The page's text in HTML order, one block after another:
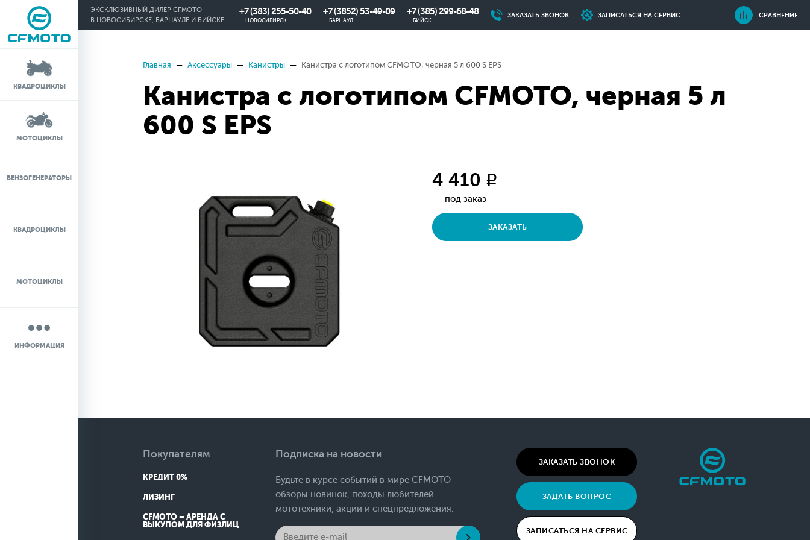
ЭКСКЛЮЗИВНЫЙ ДИЛЕР CFMOTO
В НОВОСИБИРСКЕ, БАРНАУЛЕ И БИЙСКЕ
+7 (383) 255-50-40
НОВОСИБИРСК
+7 (3852) 53-49-09
БАРНАУЛ
+7 (385) 299-68-48
БИЙСК
ЗАКАЗАТЬ ЗВОНОК ЗАПИСАТЬСЯ НА СЕРВИС СРАВНЕНИЕ
КВАДРОЦИКЛЫ
МОТОЦИКЛЫ
БЕНЗОГЕНЕРАТОРЫ
КВАДРОЦИКЛЫ
МОТОЦИКЛЫ
ИНФОРМАЦИЯ
0%
IN
Главная Аксессуары Канистры Канистра с логотипом CFMOTO, черная 5 л 600 S EPS
Канистра с логотипом CFMOTO, черная 5 л
600 S EPS
4 410 q
под заказ
ЗАКАЗАТЬ
Покупателям
КРЕДИТ 0%
ЛИЗИНГ
CFMOTO – АРЕНДА С
ВЫКУПОМ ДЛЯ ФИЗЛИЦ
Подписка на новости
Будьте в курсе событий в мире CFMOTO -
обзоры новинок, походы любителей
мототехники, акции и спецпредложения.
ЗАКАЗАТЬ ЗВОНОК
ЗАДАТЬ ВОПРОС
ЗАПИСАТЬСЯ НА СЕРВИС